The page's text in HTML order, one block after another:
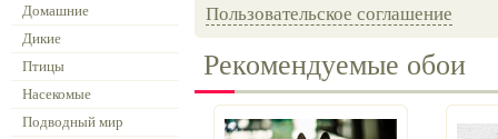
Домашние
Дикие
Птицы
Насекомые
Подводный мир
Пользовательское соглашение
Рекомендуемые обои